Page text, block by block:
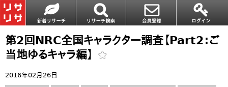
第2回NRC全国キャラクター調査【Part2：ご
当地ゆるキャラ編】
2016年02月26日